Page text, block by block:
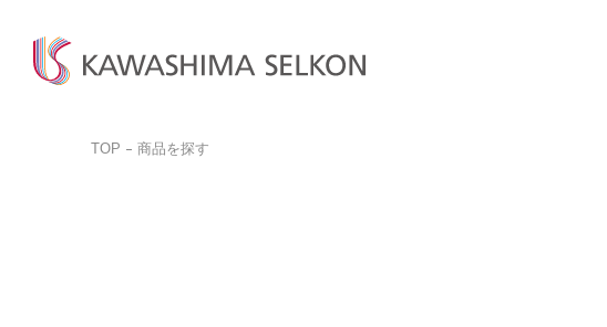
カットサンプルのお求め
TOP 商品を探す